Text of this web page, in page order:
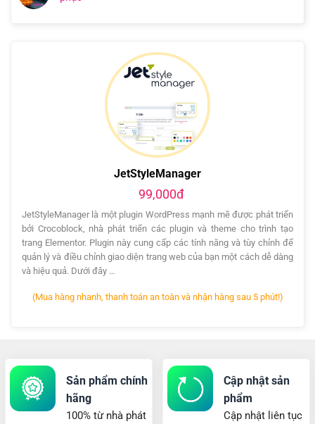
JetStyleManager
99,000đ
JetStyleManager là một plugin WordPress mạnh mẽ được phát triển
bởi Crocoblock, nhà phát triển các plugin và theme cho trình tạo
trang Elementor. Plugin này cung cấp các tính năng và tùy chỉnh để
quản lý và điều chỉnh giao diện trang web của bạn một cách dễ dàng
và hiệu quả. Dưới đây …
(Mua hàng nhanh, thanh toán an toàn và nhận hàng sau 5 phút!)
Sản phẩm chính
hãng
100% từ nhà phát
Cập nhật sản
phẩm
Cập nhật liên tục